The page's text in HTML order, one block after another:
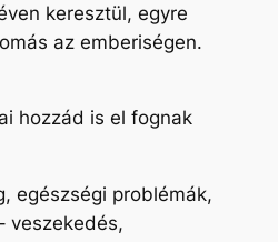
keresztül, egyre
az emberiségen.
hozzád is el fognak
egészségi problémák,
veszekedés,